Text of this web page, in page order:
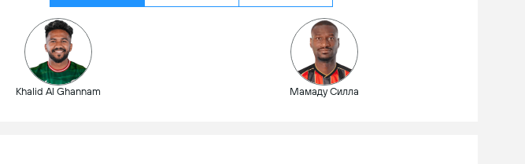
Khalid Al Ghannam Мамаду Силла